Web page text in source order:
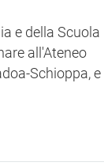
e della Scuola
all'Ateneo
Schioppa, e